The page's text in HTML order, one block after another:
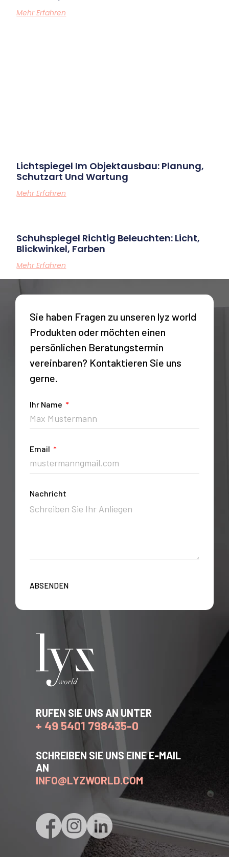
Mehr Erfahren
Lichtspiegel Im Objektausbau: Planung,
Schutzart Und Wartung
Mehr Erfahren
Schuhspiegel Richtig Beleuchten: Licht,
Blickwinkel, Farben
Mehr Erfahren
Sie haben Fragen zu unseren lyz world
Produkten oder möchten einen
persönlichen Beratungstermin
vereinbaren? Kontaktieren Sie uns
gerne.
Ihr Name
Email
Nachricht
ABSENDEN
RUFEN SIE UNS AN UNTER
+ 49 5401 798435-0
SCHREIBEN SIE UNS EINE E-MAIL
AN
INFO@LYZWORLD.COM